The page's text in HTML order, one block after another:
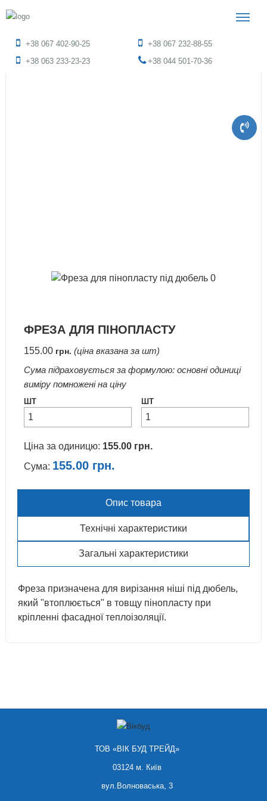
+38 067 402-90-25
+38 067 232-88-55
+38 063 233-23-23
+38 044 501-70-36
ФРЕЗА ДЛЯ ПІНОПЛАСТУ
155.00 грн. (ціна вказана за шт)
Сума підраховується за формулою: основні одиниці
виміру помножені на ціну
ШТ ШТ
Ціна за одиницю: 155.00 грн.
Сума: 155.00 грн.
Опис товара
Технічні характеристики
Загальні характеристики
Фреза призначена для вирізання ніші під дюбель,
який "втоплюється" в товщу пінопласту при
кріпленні фасадної теплоізоляції.
ТОВ «ВІК БУД ТРЕЙД»
03124 м. Київ
вул.Волноваська, 3